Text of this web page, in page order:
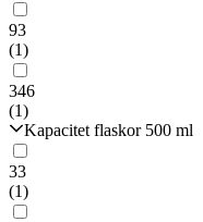
93
(1)
346
(1)
Kapacitet flaskor 500 ml
33
(1)